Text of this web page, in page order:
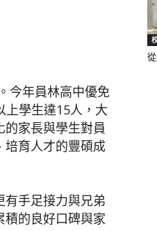
今年員林高中優免
上學生達15人，大
家長與學生對員
培育人才的豐碩成
有手足接力與兄弟
的良好口碑與家